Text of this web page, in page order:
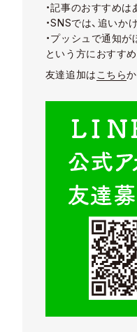
・記事のおすすめは
・SNSでは、追いか
・プッシュで通知が
という方におすすめ
友達追加は こちらか